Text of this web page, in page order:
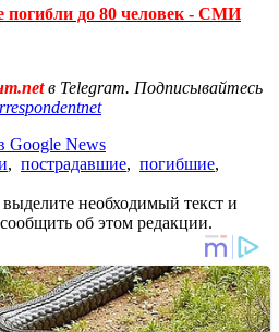
погибли до 80 человек - СМИ
в Telegram. Подписывайтесь
Google News
, пострадавшие, погибшие,
необходимый текст и
об этом редакции.